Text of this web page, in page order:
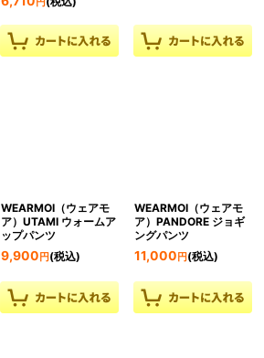
WEARMOI（ウェアモ
ア）UTAMI ウォームア
ップパンツ
9,900 円(税込)
WEARMOI（ウェアモ
ア）PANDORE ジョギ
ングパンツ
11,000 円(税込)